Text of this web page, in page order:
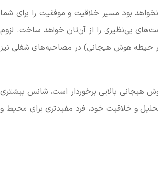
بود مسیر خلاقیت و موفقیت را برای شما
بی‌نظیری را از آن‌تان خواهد ساخت. لزوم
هوش هیجانی) در مصاحبه‌های شغلی نیز
بالایی برخوردار است، شانس بیشتری
و خلاقیت خود، فرد مفیدتری برای محیط و